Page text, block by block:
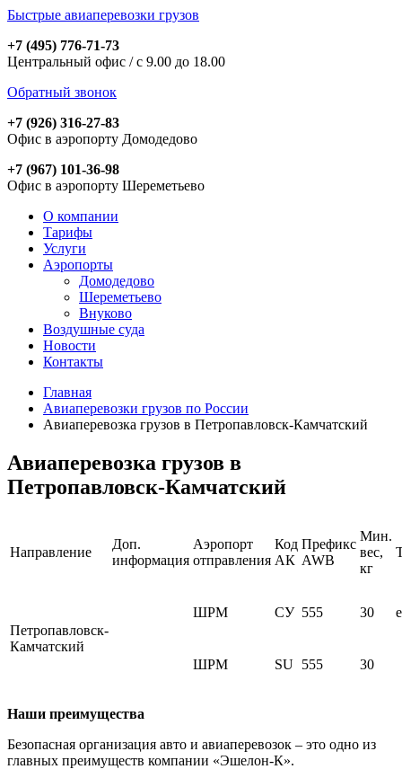
Быстрые авиаперевозки грузов
+7 (495) 776-71-73
Центральный офис / с 9.00 до 18.00
Обратный звонок
+7 (926) 316-27-83
Офис в аэропорту Домодедово
+7 (967) 101-36-98
Офис в аэропорту Шереметьево
О компании
Тарифы
Услуги
Аэропорты
Домодедово
Шереметьево
Внуково
Воздушные суда
Новости
Контакты
Главная
Авиаперевозки грузов по России
Авиаперевозка грузов в Петропавловск-Камчатский
Авиаперевозка грузов в
Петропавловск-Камчатский
Направление
Доп.
информация
Аэропорт
отправления
Код
АК
Префикс
AWB
Мин.
вес,
кг
Петропавловск-
Камчатский
ШРМ СУ 555 30
ШРМ SU 555 30
Наши преимущества
Безопасная организация авто и авиаперевозок – это одно из
главных преимуществ компании «Эшелон-К».